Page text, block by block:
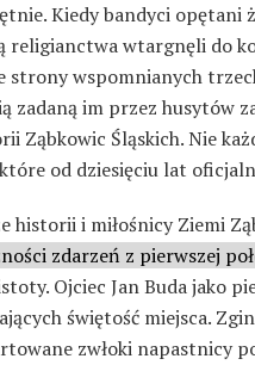
Kiedy bandyci opętani
religianctwa wtargnęli do
strony wspomnianych
zadaną im przez husytów
Ząbkowic Śląskich. Nie
od dziesięciu lat
historii i miłośnicy Ziemi
zdarzeń z pierwszej
Ojciec Jan Buda jako
świętość miejsca.
zwłoki napastnicy